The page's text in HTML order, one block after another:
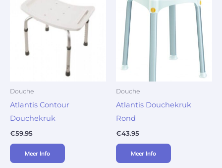
Douche
Atlantis Contour
Douchekruk
€59.95
Meer Info
Douche
Atlantis Douchekruk
Rond
€43.95
Meer Info